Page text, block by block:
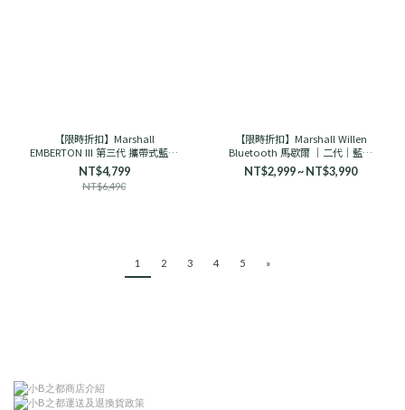
【限時折扣】Marshall
EMBERTON III 第三代 攜帶式藍芽
喇叭 馬歇爾
NT$4,799
NT$6,490
【限時折扣】Marshall Willen
Bluetooth 馬歇爾 ｜二代｜藍芽
音響 古銅黑/奶油白
NT$2,999 ~ NT$3,990
1 2 3 4 5 »